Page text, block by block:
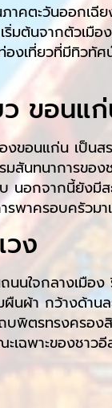
าคตะวันออกเฉี
ริ่มต้นจากตัวเมื
งเที่ยวที่มีทิวทั
ขอนแ
งขอนแก่น เป็น
นทนาการของ
อกจากนี้ยังมีส
รพาครอบครัวม
ง
นใจกลางเมือง
นผ้า กว้างด้าน
บพิตรทรงครอ
เฉพาะของชาว